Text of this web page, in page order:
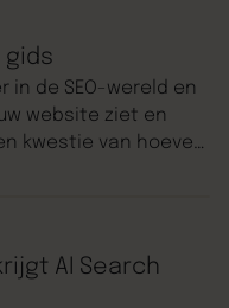
gids
in de SEO-wereld en
website ziet en
kwestie van hoeveel
met de
RankBrain-algoritme
en
AI Search